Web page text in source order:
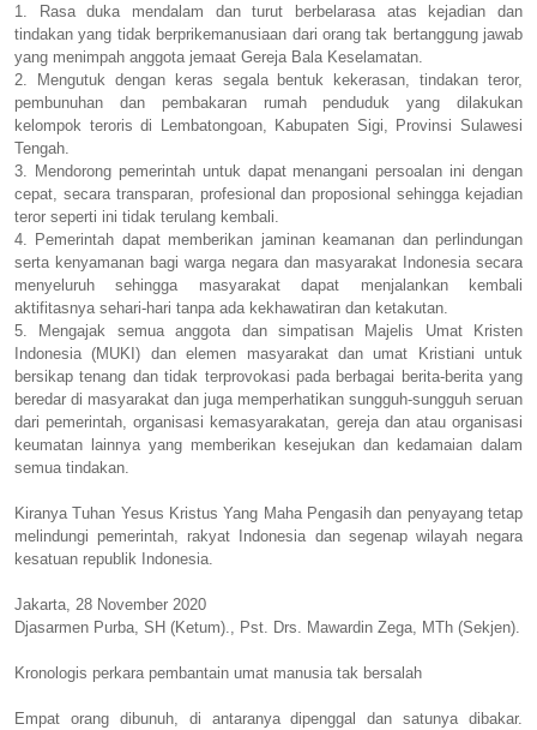
1. Rasa duka mendalam dan turut berbelarasa atas kejadian dan
tindakan yang tidak berprikemanusiaan dari orang tak bertanggung jawab
yang menimpah anggota jemaat Gereja Bala Keselamatan.
2. Mengutuk dengan keras segala bentuk kekerasan, tindakan teror,
pembunuhan dan pembakaran rumah penduduk yang dilakukan
kelompok teroris di Lembatongoan, Kabupaten Sigi, Provinsi Sulawesi
Tengah.
3. Mendorong pemerintah untuk dapat menangani persoalan ini dengan
cepat, secara transparan, profesional dan proposional sehingga kejadian
teror seperti ini tidak terulang kembali.
4. Pemerintah dapat memberikan jaminan keamanan dan perlindungan
serta kenyamanan bagi warga negara dan masyarakat Indonesia secara
menyeluruh sehingga masyarakat dapat menjalankan kembali
aktifitasnya sehari-hari tanpa ada kekhawatiran dan ketakutan.
5. Mengajak semua anggota dan simpatisan Majelis Umat Kristen
Indonesia (MUKI) dan elemen masyarakat dan umat Kristiani untuk
bersikap tenang dan tidak terprovokasi pada berbagai berita-berita yang
beredar di masyarakat dan juga memperhatikan sungguh-sungguh seruan
dari pemerintah, organisasi kemasyarakatan, gereja dan atau organisasi
keumatan lainnya yang memberikan kesejukan dan kedamaian dalam
semua tindakan.
Kiranya Tuhan Yesus Kristus Yang Maha Pengasih dan penyayang tetap
melindungi pemerintah, rakyat Indonesia dan segenap wilayah negara
kesatuan republik Indonesia.
Jakarta, 28 November 2020
Djasarmen Purba, SH (Ketum)., Pst. Drs. Mawardin Zega, MTh (Sekjen).
Kronologis perkara pembantain umat manusia tak bersalah
Empat orang dibunuh, di antaranya dipenggal dan satunya dibakar.